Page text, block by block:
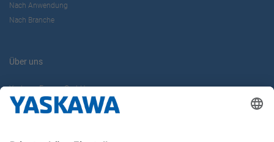
Nach Anwendung
Nach Branche
Über uns
Yaskawa Europe GmbH
Karriere